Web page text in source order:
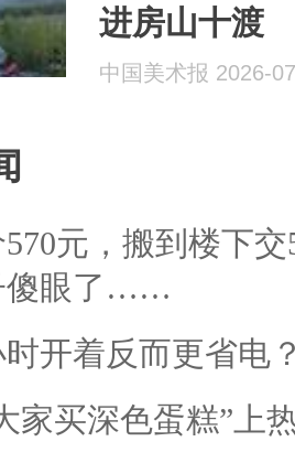
进房山十渡
中国美术报 2026-
元，搬到楼下
傻眼了……
时开着反而更省电
家买深色蛋糕”上